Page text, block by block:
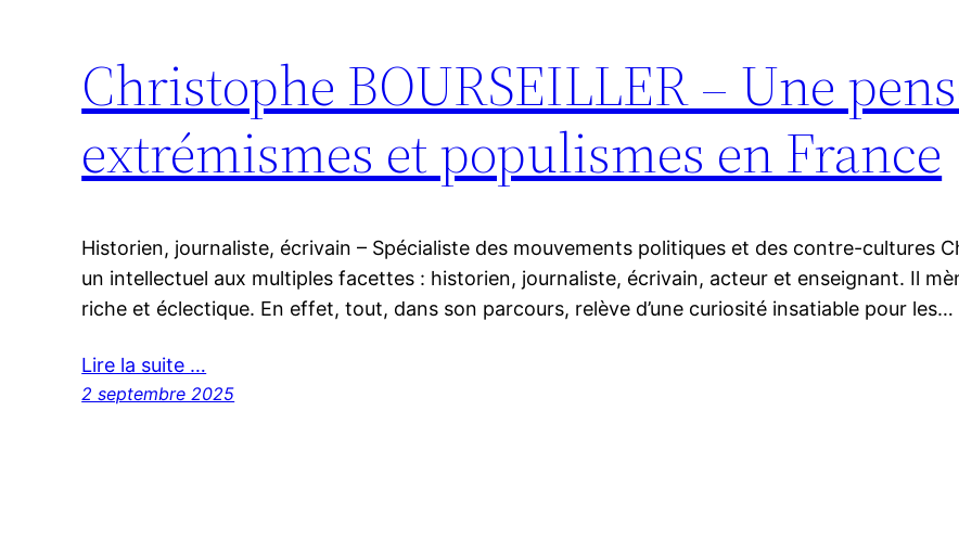
Christophe BOURSEILLER – Une
extrémismes et populismes en France
Historien, journaliste, écrivain – Spécialiste des mouvements politiques et des contre-cultures
un intellectuel aux multiples facettes : historien, journaliste, écrivain, acteur et enseignant. Il
riche et éclectique. En effet, tout, dans son parcours, relève d’une curiosité insatiable pour les…
Lire la suite …
2 septembre 2025